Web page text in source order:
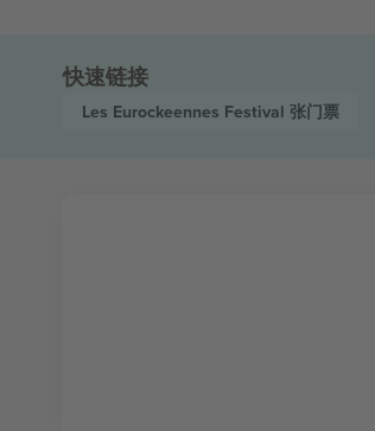
快速链接
Les Eurockeennes Festival 张门票